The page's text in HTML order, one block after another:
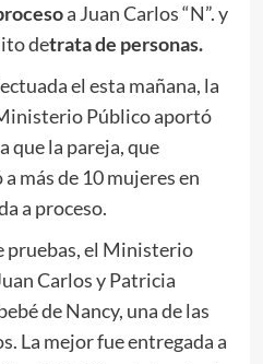
a Juan Carlos “N”. y
detrata de personas.
el esta mañana, la
Público aportó
que la pareja, que
más de 10 mujeres en
a proceso.
pruebas, el Ministerio
Carlos y Patricia
de Nancy, una de las
La mejor fue entregada a